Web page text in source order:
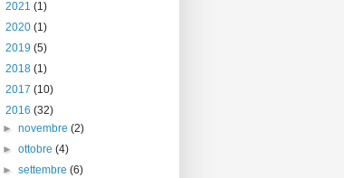
2021 (1)
2020 (1)
2019 (5)
2018 (1)
2017 (10)
2016 (32)
►novembre(2)
►ottobre(4)
►settembre(6)